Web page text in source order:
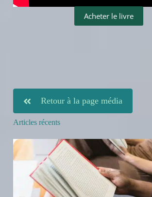
Acheter le livre
Retour à la page média
Articles récents